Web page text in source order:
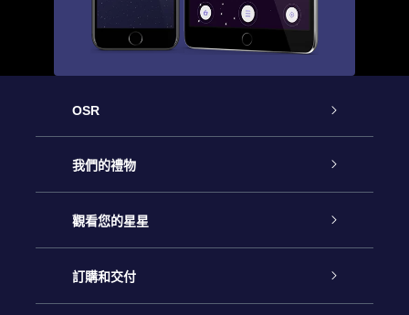
OSR
客戶服務
聯繫我們
博客
我們的禮物
Online Star禮物
OSR禮物包
觀看您的星星
星星注册
訂購和交付